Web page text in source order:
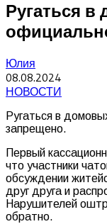
Ругаться в
Юлия
08.08.2024
НОВОСТИ
Ругаться в
запрещено.
Первый
что участники
обсуждении
друг друга и
Нарушителей
обратно.